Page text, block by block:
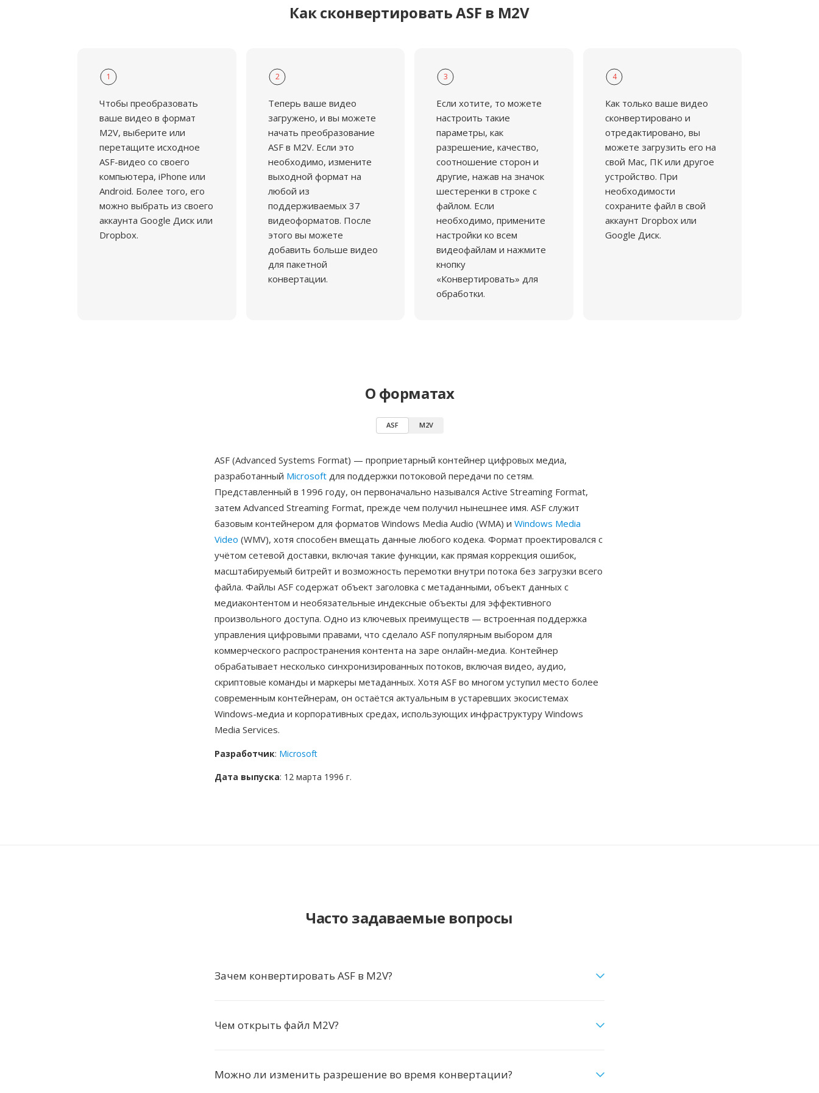
Как сконвертировать ASF в M2V
1
Чтобы преобразовать
ваше видео в формат
M2V, выберите или
перетащите исходное
ASF-видео со своего
компьютера, iPhone или
Android. Более того, его
можно выбрать из своего
аккаунта Google Диск или
Dropbox.
2
Теперь ваше видео
загружено, и вы можете
начать преобразование
ASF в M2V. Если это
необходимо, измените
выходной формат на
любой из
поддерживаемых 37
видеоформатов. После
этого вы можете
добавить больше видео
для пакетной
конвертации.
3
Если хотите, то можете
настроить такие
параметры, как
разрешение, качество,
соотношение сторон и
другие, нажав на значок
шестеренки в строке с
файлом. Если
необходимо, примените
настройки ко всем
видеофайлам и нажмите
кнопку
«Конвертировать» для
обработки.
4
Как только ваше видео
сконвертировано и
отредактировано, вы
можете загрузить его на
свой Mac, ПК или другое
устройство. При
необходимости
сохраните файл в свой
аккаунт Dropbox или
Google Диск.
О форматах
ASF M2V
ASF (Advanced Systems Format) — проприетарный контейнер цифровых медиа,
разработанный Microsoft для поддержки потоковой передачи по сетям.
Представленный в 1996 году, он первоначально назывался Active Streaming Format,
затем Advanced Streaming Format, прежде чем получил нынешнее имя. ASF служит
базовым контейнером для форматов Windows Media Audio (WMA) и Windows Media
Video (WMV), хотя способен вмещать данные любого кодека. Формат проектировался с
учётом сетевой доставки, включая такие функции, как прямая коррекция ошибок,
масштабируемый битрейт и возможность перемотки внутри потока без загрузки всего
файла. Файлы ASF содержат объект заголовка с метаданными, объект данных с
медиаконтентом и необязательные индексные объекты для эффективного
произвольного доступа. Одно из ключевых преимуществ — встроенная поддержка
управления цифровыми правами, что сделало ASF популярным выбором для
коммерческого распространения контента на заре онлайн-медиа. Контейнер
обрабатывает несколько синхронизированных потоков, включая видео, аудио,
скриптовые команды и маркеры метаданных. Хотя ASF во многом уступил место более
современным контейнерам, он остаётся актуальным в устаревших экосистемах
Windows-медиа и корпоративных средах, использующих инфраструктуру Windows
Media Services.
Разработчик: Microsoft
Дата выпуска: 12 марта 1996 г.
Часто задаваемые вопросы
Зачем конвертировать ASF в M2V?
Чем открыть файл M2V?
Можно ли изменить разрешение во время конвертации?